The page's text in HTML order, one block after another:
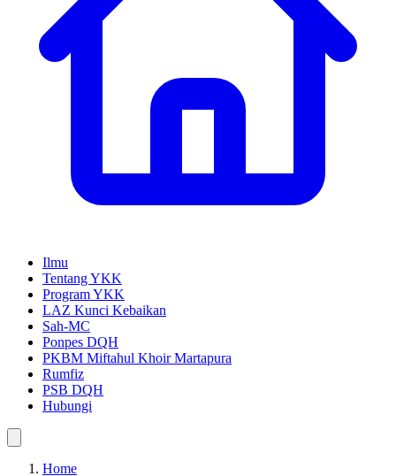
Ilmu
Tentang YKK
Program YKK
LAZ Kunci Kebaikan
Sah-MC
Ponpes DQH
PKBM Miftahul Khoir Martapura
Rumfiz
PSB DQH